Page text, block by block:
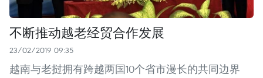
不断推动越老经贸合作发展
23/02/2019 09:35
越南与老挝拥有跨越两国10个省市漫长的共同边界